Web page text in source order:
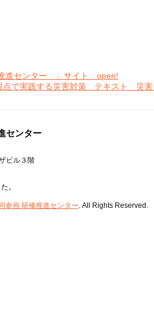
推進センター 」サイト open!
点で実践する災害対策 テキスト 災
センター
ビル３階
。
参画 研修推進センター. All Rights Reserved.